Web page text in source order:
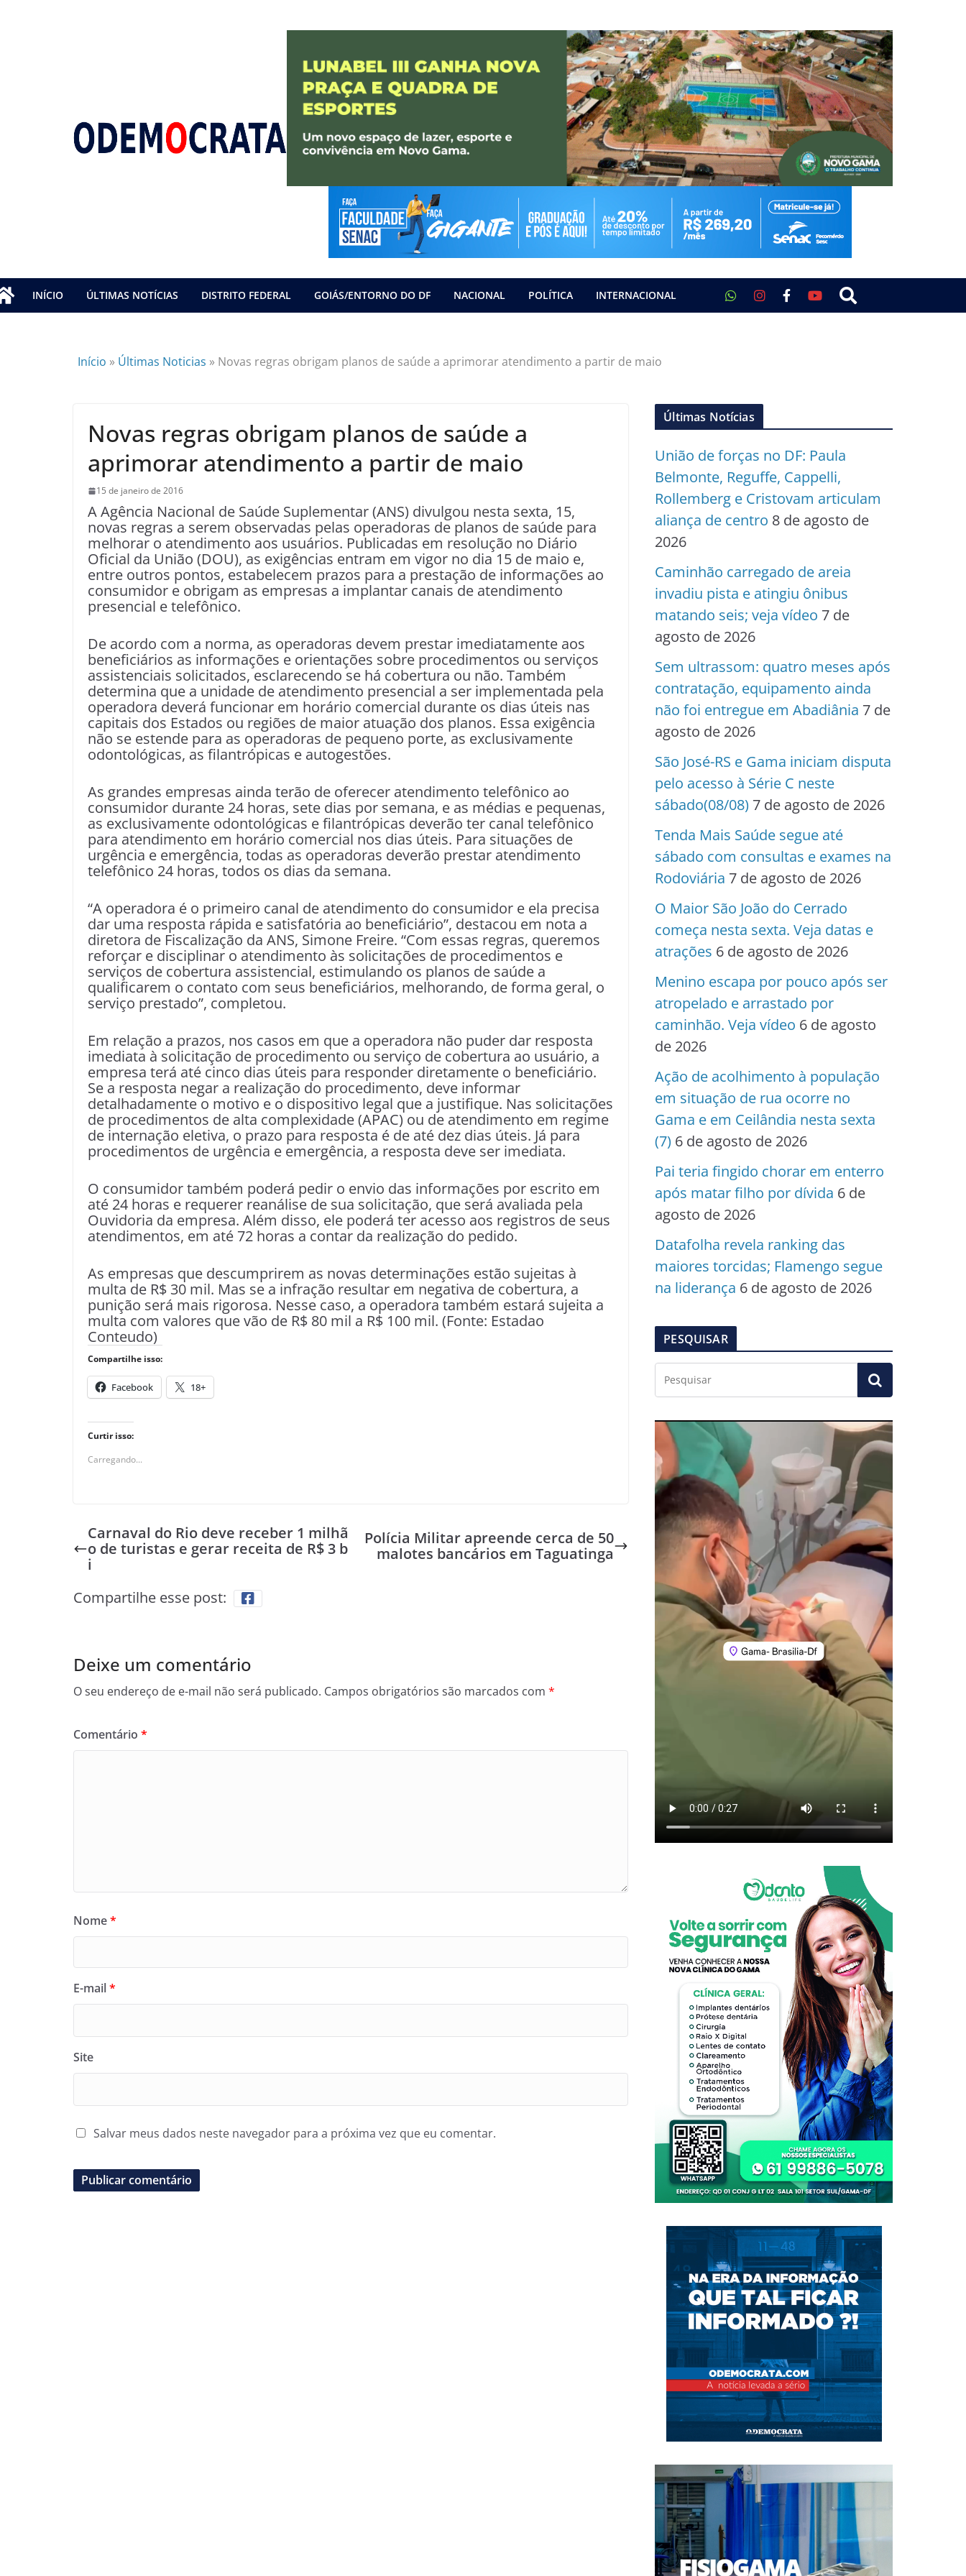
INÍCIO ÚLTIMAS NOTÍCIAS DISTRITO FEDERAL GOIÁS/ENTORNO DO DF NACIONAL POLÍTICA INTERNACIONAL
Início » Últimas Noticias » Novas regras obrigam planos de saúde a aprimorar atendimento a partir de maio
Novas regras obrigam planos de saúde a
aprimorar atendimento a partir de maio
15 de janeiro de 2016
A Agência Nacional de Saúde Suplementar (ANS) divulgou nesta sexta, 15,
novas regras a serem observadas pelas operadoras de planos de saúde para
melhorar o atendimento aos usuários. Publicadas em resolução no Diário
Oficial da União (DOU), as exigências entram em vigor no dia 15 de maio e,
entre outros pontos, estabelecem prazos para a prestação de informações ao
consumidor e obrigam as empresas a implantar canais de atendimento
presencial e telefônico.
De acordo com a norma, as operadoras devem prestar imediatamente aos
beneficiários as informações e orientações sobre procedimentos ou serviços
assistenciais solicitados, esclarecendo se há cobertura ou não. Também
determina que a unidade de atendimento presencial a ser implementada pela
operadora deverá funcionar em horário comercial durante os dias úteis nas
capitais dos Estados ou regiões de maior atuação dos planos. Essa exigência
não se estende para as operadoras de pequeno porte, as exclusivamente
odontológicas, as filantrópicas e autogestões.
As grandes empresas ainda terão de oferecer atendimento telefônico ao
consumidor durante 24 horas, sete dias por semana, e as médias e pequenas,
as exclusivamente odontológicas e filantrópicas deverão ter canal telefônico
para atendimento em horário comercial nos dias úteis. Para situações de
urgência e emergência, todas as operadoras deverão prestar atendimento
telefônico 24 horas, todos os dias da semana.
“A operadora é o primeiro canal de atendimento do consumidor e ela precisa
dar uma resposta rápida e satisfatória ao beneficiário”, destacou em nota a
diretora de Fiscalização da ANS, Simone Freire. “Com essas regras, queremos
reforçar e disciplinar o atendimento às solicitações de procedimentos e
serviços de cobertura assistencial, estimulando os planos de saúde a
qualificarem o contato com seus beneficiários, melhorando, de forma geral, o
serviço prestado”, completou.
Em relação a prazos, nos casos em que a operadora não puder dar resposta
imediata à solicitação de procedimento ou serviço de cobertura ao usuário, a
empresa terá até cinco dias úteis para responder diretamente o beneficiário.
Se a resposta negar a realização do procedimento, deve informar
detalhadamente o motivo e o dispositivo legal que a justifique. Nas solicitações
de procedimentos de alta complexidade (APAC) ou de atendimento em regime
de internação eletiva, o prazo para resposta é de até dez dias úteis. Já para
procedimentos de urgência e emergência, a resposta deve ser imediata.
O consumidor também poderá pedir o envio das informações por escrito em
até 24 horas e requerer reanálise de sua solicitação, que será avaliada pela
Ouvidoria da empresa. Além disso, ele poderá ter acesso aos registros de seus
atendimentos, em até 72 horas a contar da realização do pedido.
As empresas que descumprirem as novas determinações estão sujeitas à
multa de R$ 30 mil. Mas se a infração resultar em negativa de cobertura, a
punição será mais rigorosa. Nesse caso, a operadora também estará sujeita a
multa com valores que vão de R$ 80 mil a R$ 100 mil. (Fonte: Estadao
Conteudo)
Compartilhe isso:
Facebook 18+
Curtir isso:
Carregando...
Carnaval do Rio deve receber 1 milhã
o de turistas e gerar receita de R$ 3 b
i
Polícia Militar apreende cerca de 50
malotes bancários em Taguatinga
Compartilhe esse post:
Deixe um comentário
O seu endereço de e-mail não será publicado. Campos obrigatórios são marcados com *
Comentário *
Nome*
E-mail*
Site
Salvar meus dados neste navegador para a próxima vez que eu comentar.
Últimas Notícias
União de forças no DF: Paula
Belmonte, Reguffe, Cappelli,
Rollemberg e Cristovam articulam
aliança de centro 8 de agosto de
2026
Caminhão carregado de areia
invadiu pista e atingiu ônibus
matando seis; veja vídeo 7 de
agosto de 2026
Sem ultrassom: quatro meses após
contratação, equipamento ainda
não foi entregue em Abadiânia 7 de
agosto de 2026
São José-RS e Gama iniciam disputa
pelo acesso à Série C neste
sábado(08/08) 7 de agosto de 2026
Tenda Mais Saúde segue até
sábado com consultas e exames na
Rodoviária 7 de agosto de 2026
O Maior São João do Cerrado
começa nesta sexta. Veja datas e
atrações 6 de agosto de 2026
Menino escapa por pouco após ser
atropelado e arrastado por
caminhão. Veja vídeo 6 de agosto
de 2026
Ação de acolhimento à população
em situação de rua ocorre no
Gama e em Ceilândia nesta sexta
(7) 6 de agosto de 2026
Pai teria fingido chorar em enterro
após matar filho por dívida 6 de
agosto de 2026
Datafolha revela ranking das
maiores torcidas; Flamengo segue
na liderança 6 de agosto de 2026
PESQUISAR